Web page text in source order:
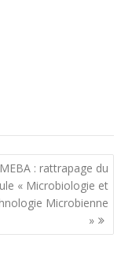
: rattrapage du
« Microbiologie et
Microbienne
»